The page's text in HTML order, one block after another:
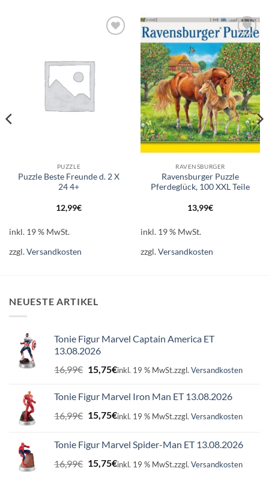
PUZZLE
Puzzle Beste Freunde d. 2 X
24 4+
12,99€
inkl. 19 % MwSt.
zzgl.Versandkosten
Auf die
Wunschliste
RAVENSBURGER
Ravensburger Puzzle
Pferdeglück, 100 XXL Teile
13,99€
inkl. 19 % MwSt.
zzgl.Versandkosten
NEUESTE ARTIKEL
Tonie Figur Marvel Captain America ET
13.08.2026
16,99€ Ursprünglicher
Preis
16,99€
15,75€Aktueller
15,75€.
inkl. 19 % MwSt.zzgl. Versandkosten
Tonie Figur Marvel Iron Man ET 13.08.2026
16,99€ Ursprünglicher
16,99€
15,75€Aktueller
15,75€.
inkl. 19 % MwSt.zzgl. Versandkosten
Tonie Figur Marvel Spider-Man ET 13.08.2026
16,99€ Ursprünglicher
15,75€Aktueller
inkl. 19 % MwSt.zzgl. Versandkosten